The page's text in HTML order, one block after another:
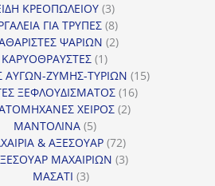
ΚΡΕΟΠΩΛΕΙΟΥ 33
προϊόντα
ΓΙΑ ΤΡΥΠΕΣ 88
προϊόντα
ΨΑΡΙΩΝ 22
ΚΑΡΥΟΘΡΑΥΣΤΕΣ 11
προϊόν
ΑΥΓΩΝ-ΖΥΜΗΣ-ΤΥΡΙΩΝ 1515
ΞΕΦΛΟΥΔΙΣΜΑΤΟΣ 1616
ΧΕΙΡΟΣ 22
ΜΑΝΤΟΛΙΝΑ 55
προϊόντα
& ΑΞΕΣΟΥΑΡ 7272
προϊόντα
ΜΑΧΑΙΡΙΩΝ 33
ΜΑΣΑΤΙ 33